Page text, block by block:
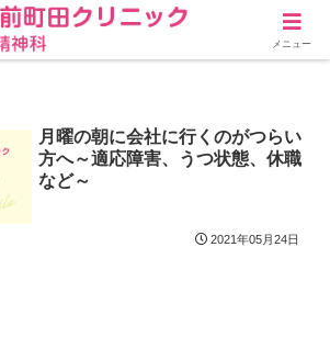
月曜の朝に会社に行くのがつらい
方へ～適応障害、うつ状態、休職
など～
2021年05月24日
メニュー